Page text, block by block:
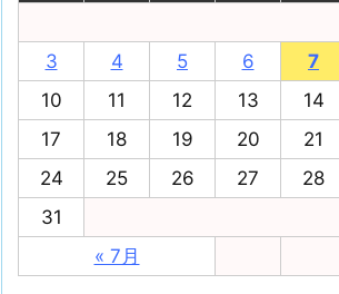
« 7月
3
4 5 6 7
10
11 12 13 14
17
18 19 20 21
24
25 26 27 28
31